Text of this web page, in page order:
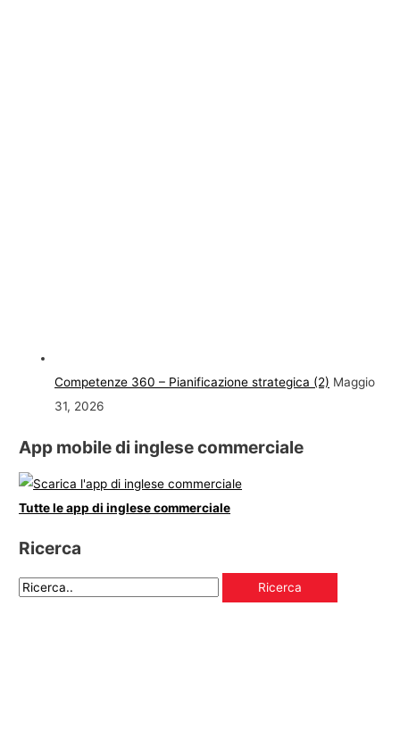
Competenze 360 – Pianificazione strategica (2) Maggio
31, 2026
App mobile di inglese commerciale
Tutte le app di inglese commerciale
Ricerca